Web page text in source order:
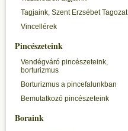
Tagjaink, Szent Erzsébet Tagozat
Vincellérek
Pincészeteink
Vendégváró pincészeteink,
borturizmus
Borturizmus a pincefalunkban
Bemutatkozó pincészeteink
Boraink